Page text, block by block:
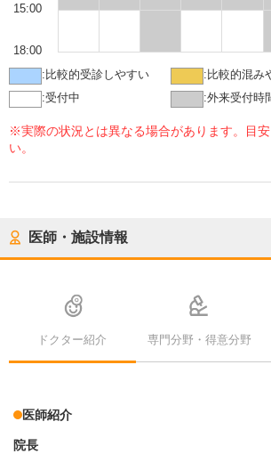
15:00
18:00
: 比較的受診しやすい : 比較的混み
:受付中 :外来受付時
※実際の状況とは異なる場合があります。目
い。
医師・施設情報
ドクター紹介 専門分野・得意分野
医師紹介
院長